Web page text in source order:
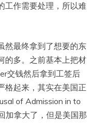
工作需要处理，所以难
然最终拿到了想要的东
的多。之前基本上把材
交钱然后拿到工签后
格起来，其实在美国正
of Admission in to
加拿大了，但是美国那